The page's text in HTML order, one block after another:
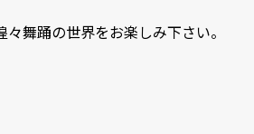
舞踊の世界をお楽しみ下さい。